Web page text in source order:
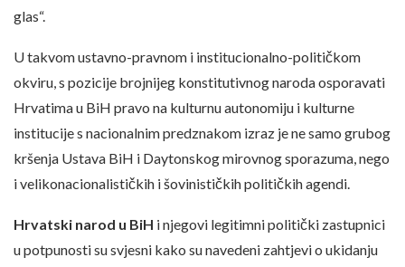
glas“.
U takvom ustavno-pravnom i institucionalno-političkom
okviru, s pozicije brojnijeg konstitutivnog naroda osporavati
Hrvatima u BiH pravo na kulturnu autonomiju i kulturne
institucije s nacionalnim predznakom izraz je ne samo grubog
kršenja Ustava BiH i Daytonskog mirovnog sporazuma, nego
i velikonacionalističkih i šovinističkih političkih agendi.
Hrvatski narod u BiH i njegovi legitimni politički zastupnici
u potpunosti su svjesni kako su navedeni zahtjevi o ukidanju